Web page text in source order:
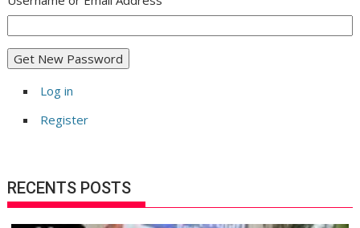
Log in
Register
RECENTS POSTS